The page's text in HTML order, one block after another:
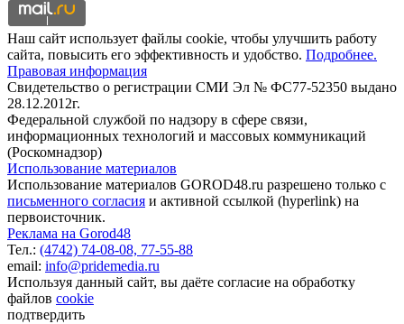
Наш сайт использует файлы cookie, чтобы улучшить работу
сайта, повысить его эффективность и удобство. Подробнее.
Правовая информация
Свидетельство о регистрации СМИ Эл № ФС77-52350 выдано
28.12.2012г.
Федеральной службой по надзору в сфере связи,
информационных технологий и массовых коммуникаций
(Роскомнадзор)
Использование материалов
Использование материалов GOROD48.ru разрешено только с
письменного согласия и активной ссылкой (hyperlink) на
первоисточник.
Реклама на Gorod48
Тел.: (4742) 74-08-08, 77-55-88
email: info@pridemedia.ru
Используя данный сайт, вы даёте согласие на обработку
файлов cookie
подтвердить